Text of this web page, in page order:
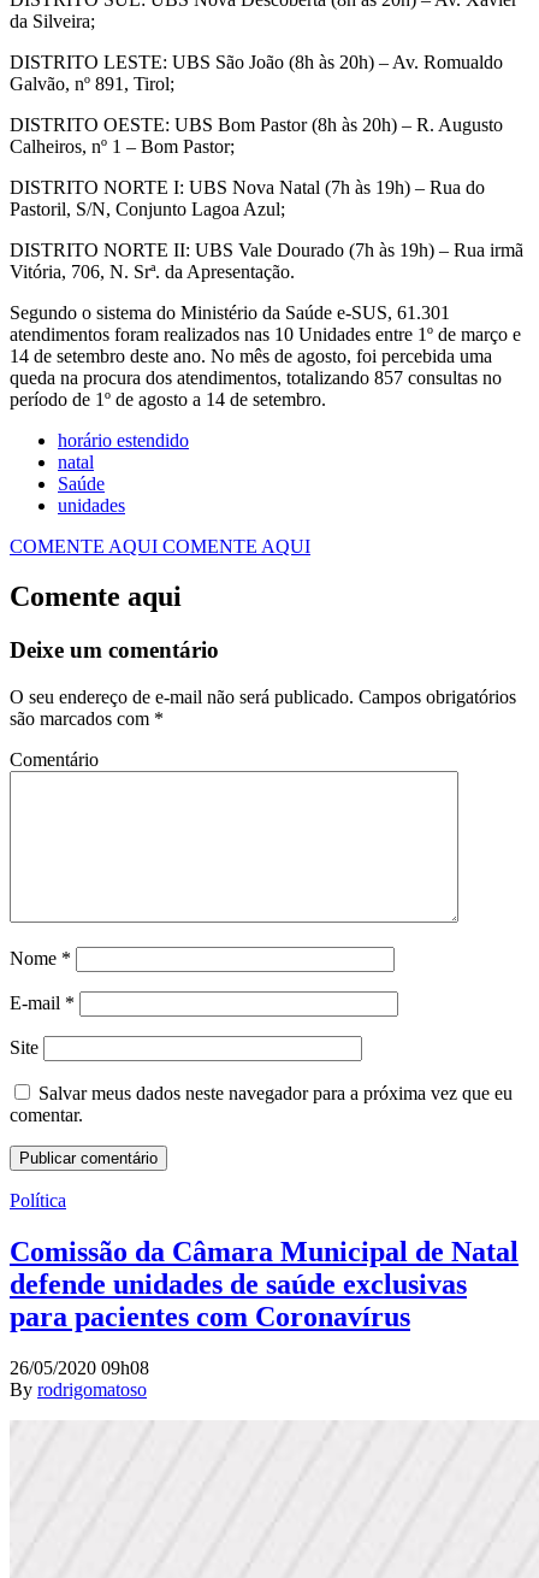
da Silveira;
DISTRITO LESTE: UBS São João (8h às 20h) – Av. Romualdo
Galvão, nº 891, Tirol;
DISTRITO OESTE: UBS Bom Pastor (8h às 20h) – R. Augusto
Calheiros, nº 1 – Bom Pastor;
DISTRITO NORTE I: UBS Nova Natal (7h às 19h) – Rua do
Pastoril, S/N, Conjunto Lagoa Azul;
DISTRITO NORTE II: UBS Vale Dourado (7h às 19h) – Rua irmã
Vitória, 706, N. Srª. da Apresentação.
Segundo o sistema do Ministério da Saúde e-SUS, 61.301
atendimentos foram realizados nas 10 Unidades entre 1º de março e
14 de setembro deste ano. No mês de agosto, foi percebida uma
queda na procura dos atendimentos, totalizando 857 consultas no
período de 1º de agosto a 14 de setembro.
horário estendido
natal
Saúde
unidades
COMENTE AQUI COMENTE AQUI
Comente aqui
Deixe um comentário
O seu endereço de e-mail não será publicado. Campos obrigatórios
são marcados com *
Comentário
Nome *
E-mail *
Site
Salvar meus dados neste navegador para a próxima vez que eu
comentar.
Política
Comissão da Câmara Municipal de Natal
defende unidades de saúde exclusivas
para pacientes com Coronavírus
26/05/2020 09h08
By rodrigomatoso